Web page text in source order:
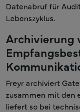
Datenabruf für
Lebenszyklus.
Archivierung
Freyr archiviert
zusammen mit den
liefert so bei